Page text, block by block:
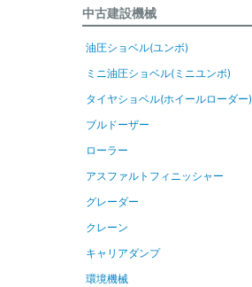
中古建設機械
油圧ショベル(ユンボ)
ミニ油圧ショベル(ミニユンボ)
タイヤショベル(ホイールローダー)
ブルドーザー
ローラー
アスファルトフィニッシャー
グレーダー
クレーン
キャリアダンプ
環境機械